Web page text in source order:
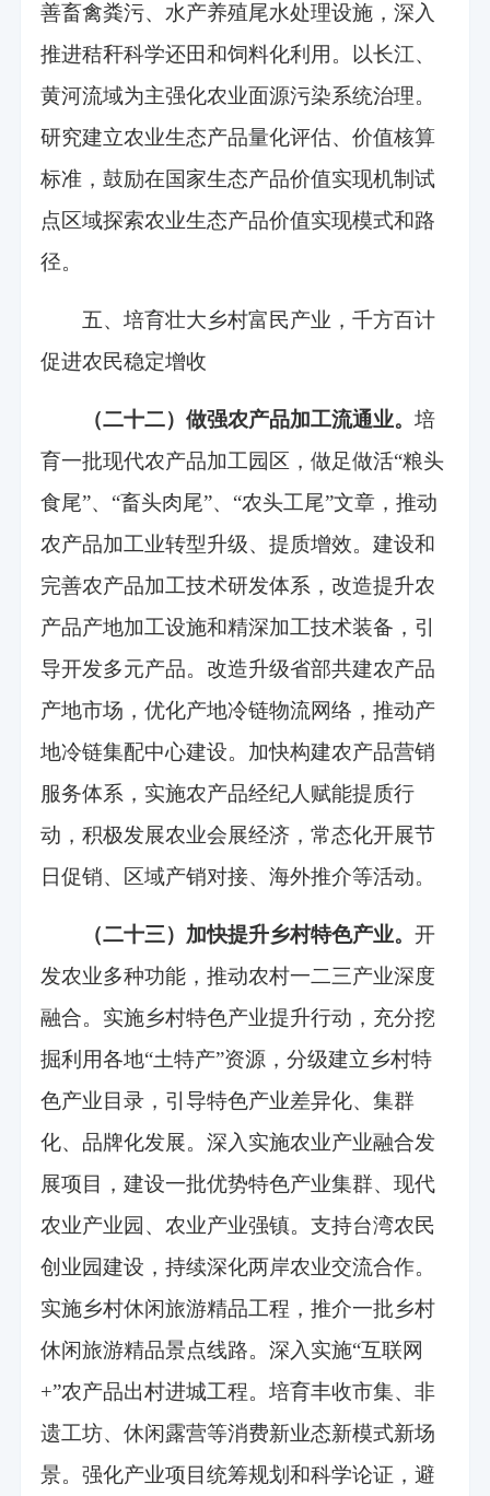
善畜禽粪污、水产养殖尾水处理设施，深入
推进秸秆科学还田和饲料化利用。以长江、
黄河流域为主强化农业面源污染系统治理。
研究建立农业生态产品量化评估、价值核算
标准，鼓励在国家生态产品价值实现机制试
点区域探索农业生态产品价值实现模式和路
径。
五、培育壮大乡村富民产业，千方百计
促进农民稳定增收
（二十二）做强农产品加工流通业。 培
育一批现代农产品加工园区，做足做活“粮头
食尾”、“畜头肉尾”、“农头工尾”文章，推动
农产品加工业转型升级、提质增效。建设和
完善农产品加工技术研发体系，改造提升农
产品产地加工设施和精深加工技术装备，引
导开发多元产品。改造升级省部共建农产品
产地市场，优化产地冷链物流网络，推动产
地冷链集配中心建设。加快构建农产品营销
服务体系，实施农产品经纪人赋能提质行
动，积极发展农业会展经济，常态化开展节
日促销、区域产销对接、海外推介等活动。
（二十三）加快提升乡村特色产业。 开
发农业多种功能，推动农村一二三产业深度
融合。实施乡村特色产业提升行动，充分挖
掘利用各地“土特产”资源，分级建立乡村特
色产业目录，引导特色产业差异化、集群
化、品牌化发展。深入实施农业产业融合发
展项目，建设一批优势特色产业集群、现代
农业产业园、农业产业强镇。支持台湾农民
创业园建设，持续深化两岸农业交流合作。
实施乡村休闲旅游精品工程，推介一批乡村
休闲旅游精品景点线路。深入实施“互联网
+”农产品出村进城工程。培育丰收市集、非
遗工坊、休闲露营等消费新业态新模式新场
景。强化产业项目统筹规划和科学论证，避